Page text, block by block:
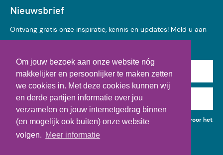
Om jouw bezoek aan onze website nóg
makkelijker en persoonlijker te maken zetten
we cookies in. Met deze cookies kunnen wij
en derde partijen informatie over jou
verzamelen en jouw internetgedrag binnen
(en mogelijk ook buiten) onze website
volgen. Meer informatie
Nieuwsbrief
Ontvang gratis onze inspiratie, kennis en updates! Meld u aan
voor onze nieuwsbrief:
Achternaam
E-mail
Ik geef toestemming voor het gebruik van mijn gegevens voor het